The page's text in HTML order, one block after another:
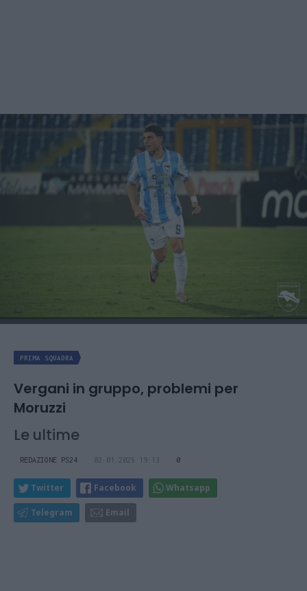
PRIMA SQUADRA
Vergani in gruppo, problemi per
Moruzzi
Le ultime
REDAZIONE PS24 02.01.2025 19:13 0
Twitter Facebook Whatsapp
Telegram Email